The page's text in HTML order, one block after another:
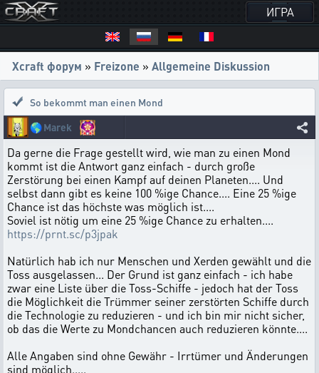
ИГРА
Xcraft форум » Freizone » Allgemeine Diskussion
So bekommt man einen Mond
🌎Marek
Da gerne die Frage gestellt wird, wie man zu einen Mond
kommt ist die Antwort ganz einfach - durch große
Zerstörung bei einen Kampf auf deinen Planeten.... Und
selbst dann gibt es keine 100 %ige Chance.... Eine 25 %ige
Chance ist das höchste was möglich ist....
Soviel ist nötig um eine 25 %ige Chance zu erhalten....
https://prnt.sc/p3jpak
Natürlich hab ich nur Menschen und Xerden gewählt und die
Toss ausgelassen... Der Grund ist ganz einfach - ich habe
zwar eine Liste über die Toss-Schiffe - jedoch hat der Toss
die Möglichkeit die Trümmer seiner zerstörten Schiffe durch
die Technologie zu reduzieren - und ich bin mir nicht sicher,
ob das die Werte zu Mondchancen auch reduzieren könnte....
Alle Angaben sind ohne Gewähr - Irrtümer und Änderungen
sind möglich.....